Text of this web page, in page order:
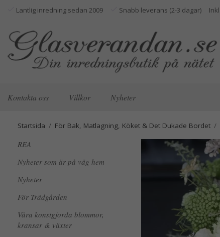
Lantlig inredning sedan 2009 Snabb leverans (2-3 dagar)
Kontakta oss Villkor Nyheter
Startsida / För Bak, Matlagning, Köket & Det Dukade Bordet /
REA
Nyheter som är på väg hem
Nyheter
För Trädgården
Våra konstgjorda blommor,
kransar & växter